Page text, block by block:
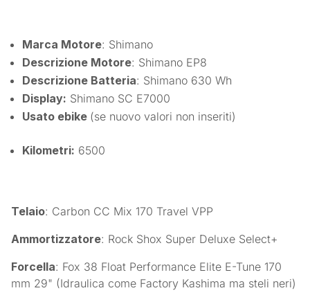
Marca Motore: Shimano
Descrizione Motore: Shimano EP8
Descrizione Batteria: Shimano 630 Wh
Display: Shimano SC E7000
Usato ebike (se nuovo valori non inseriti)
Kilometri: 6500
Telaio: Carbon CC Mix 170 Travel VPP
Ammortizzatore: Rock Shox Super Deluxe Select+
Forcella: Fox 38 Float Performance Elite E-Tune 170
mm 29" (Idraulica come Factory Kashima ma steli neri)